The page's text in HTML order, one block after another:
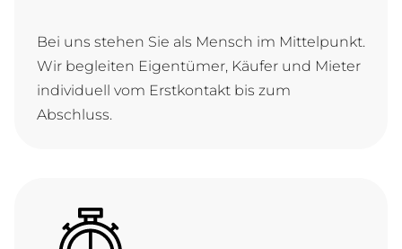
Bei uns stehen Sie als Mensch im Mittelpunkt.
Wir begleiten Eigentümer, Käufer und Mieter
individuell vom Erstkontakt bis zum
Abschluss.